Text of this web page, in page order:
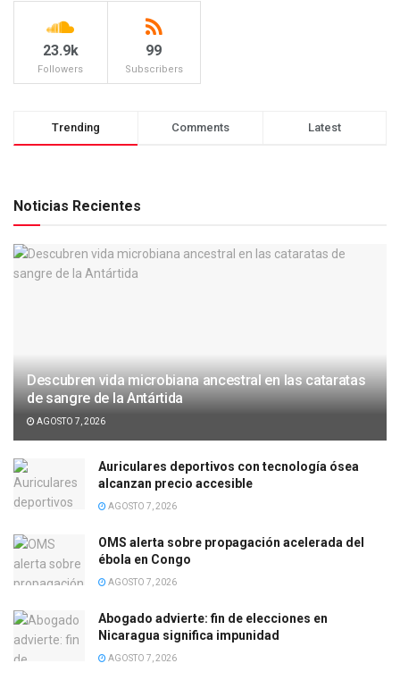
23.9k
Followers
99
Subscribers
Trending Comments Latest
Noticias Recientes
Descubren vida microbiana ancestral en las cataratas
de sangre de la Antártida
AGOSTO 7, 2026
Auriculares deportivos con tecnología ósea
alcanzan precio accesible
AGOSTO 7, 2026
OMS alerta sobre propagación acelerada del
ébola en Congo
AGOSTO 7, 2026
Abogado advierte: fin de elecciones en
Nicaragua significa impunidad
AGOSTO 7, 2026